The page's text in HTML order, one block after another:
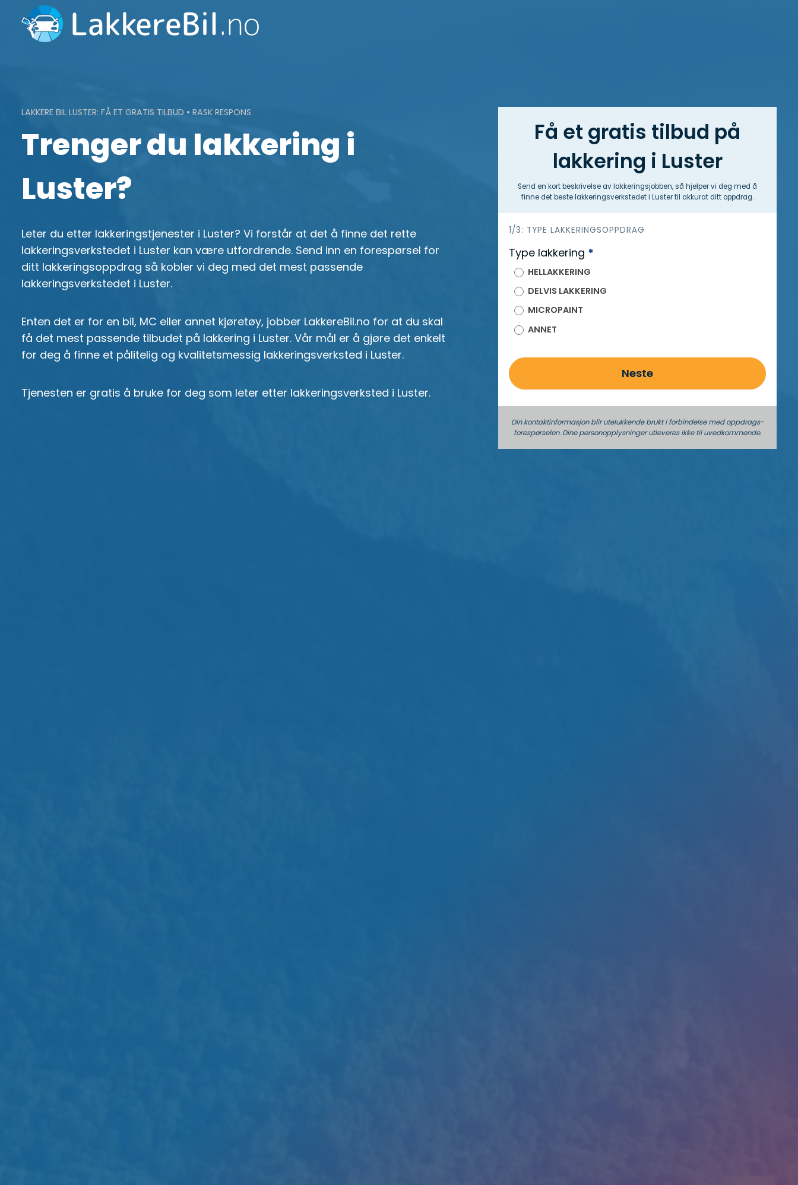
content
LAKKERE BIL LUSTER: FÅ ET GRATIS TILBUD • RASK RESPONS
Trenger du lakkering i
Luster?
Leter du etter lakkeringstjenester i Luster? Vi forstår at det å finne det rette
lakkeringsverkstedet i Luster kan være utfordrende. Send inn en forespørsel for
ditt lakkeringsoppdrag så kobler vi deg med det mest passende
lakkeringsverkstedet i Luster.
Enten det er for en bil, MC eller annet kjøretøy, jobber LakkereBil.no for at du skal
få det mest passende tilbudet på lakkering i Luster. Vår mål er å gjøre det enkelt
for deg å finne et pålitelig og kvalitetsmessig lakkeringsverksted i Luster.
Tjenesten er gratis å bruke for deg som leter etter lakkeringsverksted i Luster.
Få et gratis tilbud på
lakkering i Luster
Send en kort beskrivelse av lakkeringsjobben, så hjelper vi deg med å
finne det beste lakkeringsverkstedet i Luster til akkurat ditt oppdrag.
h
e
o
1/3: TYPE LAKKERINGSOPPDRAG
Type lakkering *
HELLAKKERING
DELVIS LAKKERING
MICROPAINT
ANNET
Neste
Din kontaktinformasjon blir utelukkende brukt i forbindelse med oppdrags­
forespørselen. Dine person­­opplysninger utleveres ikke til uvedkommende.